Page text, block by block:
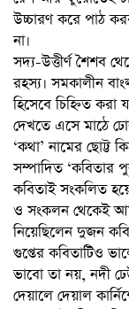
উচ্চারণ করে পাঠ
না।
সদ্য-উত্তীর্ণ শৈশব
রহস্য। সমকালীন
হিসেবে চিহ্নিত করা
দেখতে এসে মাঠে
‘কথা’ নামের ছোট্ট
সম্পাদিত ‘কবিতার
কবিতাই সংকলিত
ও সংকলন থেকেই
নিয়েছিলেন দুজন
গুপ্তের কবিতাটিও
ভাবো তা নয়, নদী
দেয়ালে দেয়াল